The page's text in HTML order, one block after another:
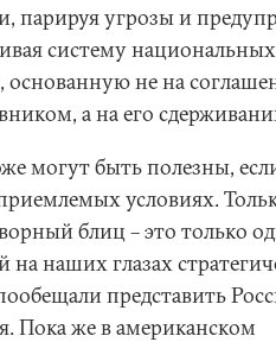
парируя угрозы и
систему национальных
основанную не на
а на его
могут быть полезны,
приемлемых условиях.
блиц – это только
наших глазах
представить
Пока же в американском